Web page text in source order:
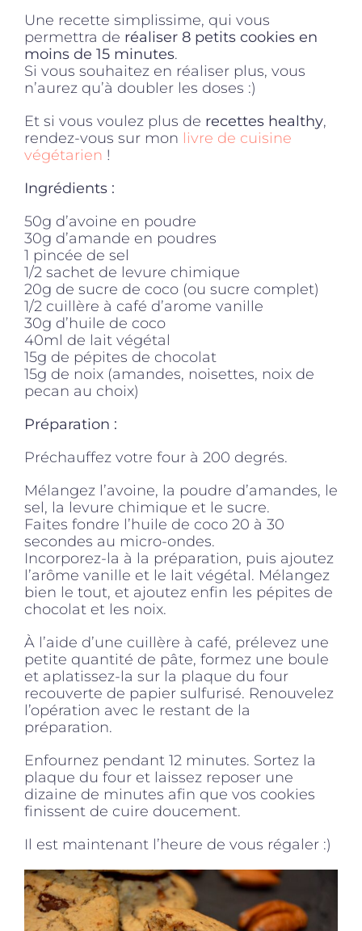
Une recette simplissime, qui vous
permettra de réaliser 8 petits cookies en
moins de 15 minutes.
Si vous souhaitez en réaliser plus, vous
n’aurez qu’à doubler les doses :)
Et si vous voulez plus de recettes healthy,
rendez-vous sur mon livre de cuisine
végétarien !
Ingrédients :
50g d’avoine en poudre
30g d’amande en poudres
1 pincée de sel
1/2 sachet de levure chimique
20g de sucre de coco (ou sucre complet)
1/2 cuillère à café d’arome vanille
30g d’huile de coco
40ml de lait végétal
15g de pépites de chocolat
15g de noix (amandes, noisettes, noix de
pecan au choix)
Préparation :
Préchauffez votre four à 200 degrés.
Mélangez l’avoine, la poudre d’amandes, le
sel, la levure chimique et le sucre.
Faites fondre l’huile de coco 20 à 30
secondes au micro-ondes.
Incorporez-la à la préparation, puis ajoutez
l’arôme vanille et le lait végétal. Mélangez
bien le tout, et ajoutez enfin les pépites de
chocolat et les noix.
À l’aide d’une cuillère à café, prélevez une
petite quantité de pâte, formez une boule
et aplatissez-la sur la plaque du four
recouverte de papier sulfurisé. Renouvelez
l’opération avec le restant de la
préparation.
Enfournez pendant 12 minutes. Sortez la
plaque du four et laissez reposer une
dizaine de minutes afin que vos cookies
finissent de cuire doucement.
Il est maintenant l’heure de vous régaler :)